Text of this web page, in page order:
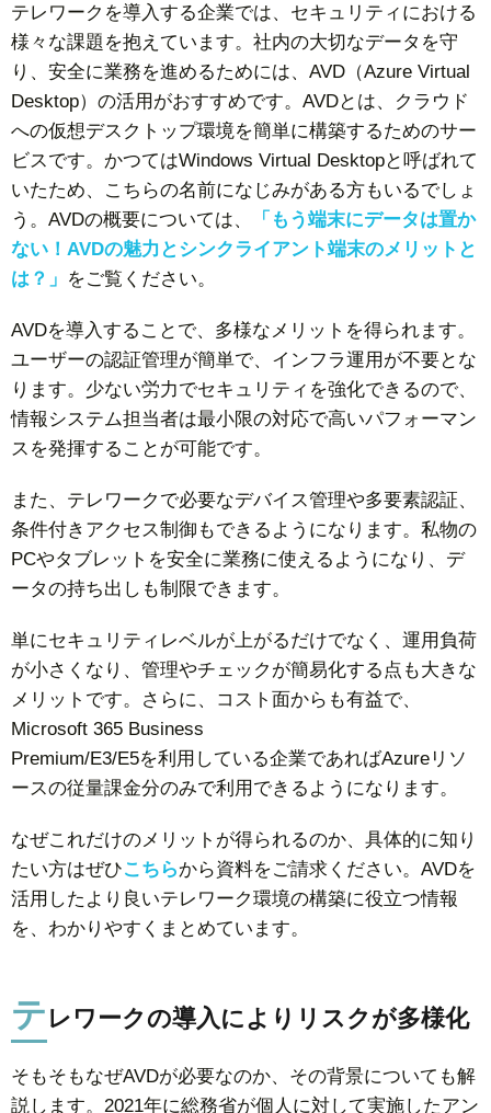
テレワークを導入する企業では、セキュリティにおける
様々な課題を抱えています。社内の大切なデータを守
り、安全に業務を進めるためには、AVD（Azure Virtual
Desktop）の活用がおすすめです。AVDとは、クラウド
への仮想デスクトップ環境を簡単に構築するためのサー
ビスです。かつてはWindows Virtual Desktopと呼ばれて
いたため、こちらの名前になじみがある方もいるでしょ
う。AVDの概要については、
「もう端末にデータは置か
ない！AVDの魅力とシンクライアント端末のメリットと
は？」 をご覧ください。
AVDを導入することで、多様なメリットを得られます。
ユーザーの認証管理が簡単で、インフラ運用が不要とな
ります。少ない労力でセキュリティを強化できるので、
情報システム担当者は最小限の対応で高いパフォーマン
スを発揮することが可能です。
また、テレワークで必要なデバイス管理や多要素認証、
条件付きアクセス制御もできるようになります。私物の
PCやタブレットを安全に業務に使えるようになり、デ
ータの持ち出しも制限できます。
単にセキュリティレベルが上がるだけでなく、運用負荷
が小さくなり、管理やチェックが簡易化する点も大きな
メリットです。さらに、コスト面からも有益で、
Microsoft 365 Business
Premium/E3/E5を利用している企業であればAzureリソ
ースの従量課金分のみで利用できるようになります。
なぜこれだけのメリットが得られるのか、具体的に知り
たい方はぜひこちらから資料をご請求ください。AVDを
活用したより良いテレワーク環境の構築に役立つ情報
を、わかりやすくまとめています。
テレワークの導入によりリスクが多様化
そもそもなぜAVDが必要なのか、その背景についても解
説します。2021年に総務省が個人に対して実施したアン